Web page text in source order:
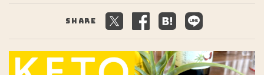
Share